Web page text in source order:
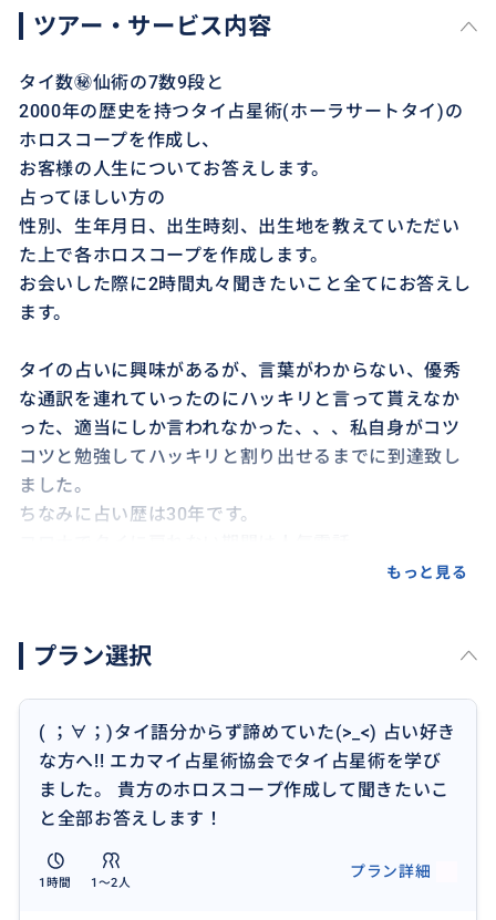
ツアー・サービス内容
タイ数㊙️仙術の7数9段と
2000年の歴史を持つタイ占星術(ホーラサートタイ)の
ホロスコープを作成し、
お客様の人生についてお答えします。
占ってほしい方の
性別、生年月日、出生時刻、出生地を教えていただい
た上で各ホロスコープを作成します。
お会いした際に2時間丸々聞きたいこと全てにお答えし
ます。
タイの占いに興味があるが、言葉がわからない、優秀
な通訳を連れていったのにハッキリと言って貰えなか
った、適当にしか言われなかった、、、私自身がコツ
コツと勉強してハッキリと割り出せるまでに到達致し
ました。
ちなみに占い歴は30年です。
もっと見る
プラン選択
( ；∀；)タイ語分からず諦めていた(>_<) 占い好き
な方へ!! エカマイ占星術協会でタイ占星術を学び
ました。 貴方のホロスコープ作成して聞きたいこ
と全部お答えします！
1時間 1〜2人
プラン詳細